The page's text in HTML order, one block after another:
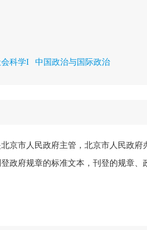
科学I 中国政治与国际政治
京市人民政府主管，北京市人民政
政府规章的标准文本，刊登的规章、